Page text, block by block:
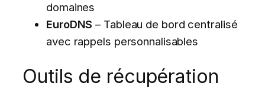
domaines
EuroDNS – Tableau de bord centralisé
avec rappels personnalisables
Outils de récupération